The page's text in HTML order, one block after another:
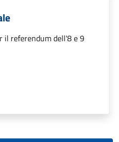
il referendum dell'8 e 9